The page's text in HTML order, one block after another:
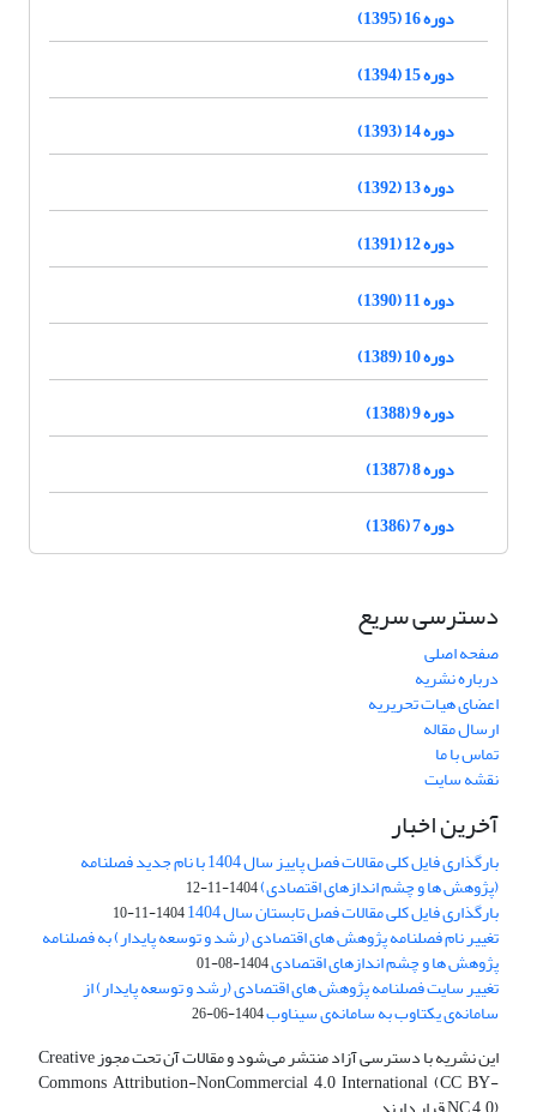
دوره 16 (1395)
دوره 15 (1394)
دوره 14 (1393)
دوره 13 (1392)
دوره 12 (1391)
دوره 11 (1390)
دوره 10 (1389)
دوره 9 (1388)
دوره 8 (1387)
دوره 7 (1386)
دسترسی سریع
صفحه اصلی
درباره نشریه
اعضای هیات تحریریه
ارسال مقاله
تماس با ما
نقشه سایت
آخرین اخبار
بارگذاری فایل کلی مقالات فصل پاییز سال 1404 با نام جدید فصلنامه
(پژوهش ها و چشم اندازهای اقتصادی)1404-11-12
بارگذاری فایل کلی مقالات فصل تابستان سال 1404 1404-11-10
تغییر نام فصلنامه پژوهش های اقتصادی (رشد و توسعه پایدار) به فصلنامه
پژوهش ها و چشم اندازهای اقتصادی1404-08-01
تغییر سایت فصلنامه پژوهش های اقتصادی (رشد و توسعه پایدار) از
سامانه‌ی یکتاوب به سامانه‌ی سیناوب1404-06-26
این نشریه با دسترسی آزاد منتشر می‌شود و مقالات آن تحت مجوز Creative
Commons Attribution-NonCommercial 4.0 International (CC BY-